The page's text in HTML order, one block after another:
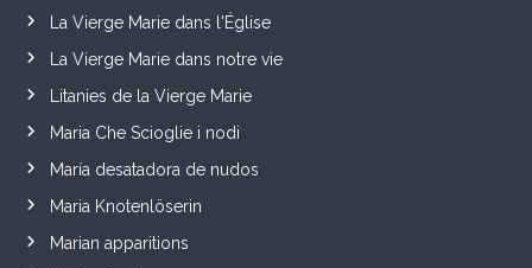
La Vierge Marie dans l'Église
La Vierge Marie dans notre vie
Litanies de la Vierge Marie
Maria Che Scioglie i nodi
María desatadora de nudos
Maria Knotenlöserin
Marian apparitions